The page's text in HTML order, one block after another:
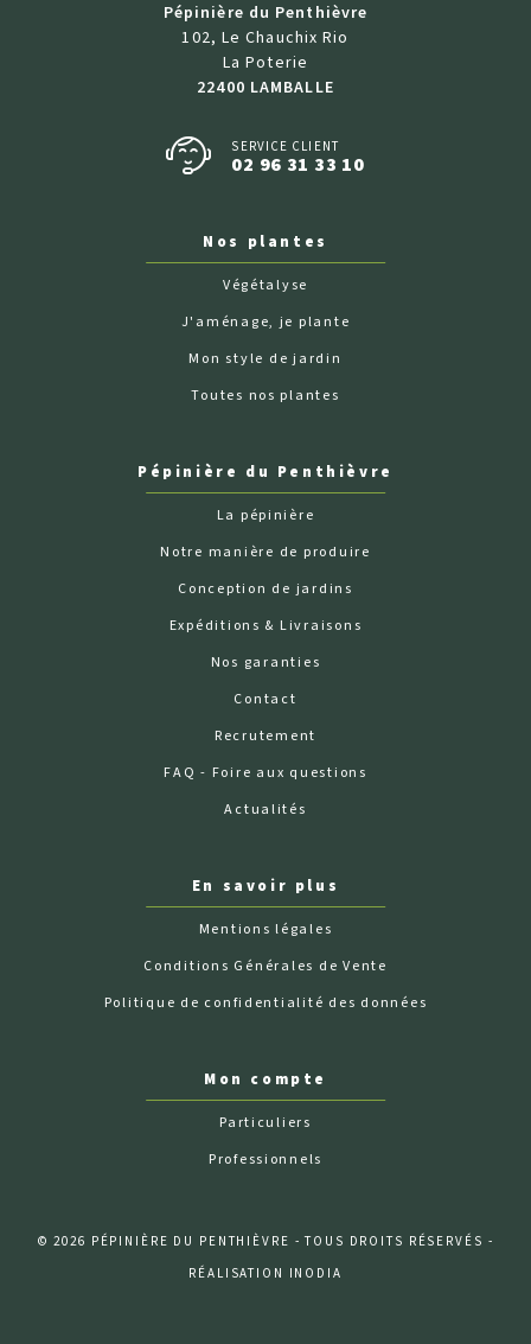
Pépinière du Penthièvre
102, Le Chauchix Rio
La Poterie
22400 LAMBALLE
SERVICE CLIENT
02 96 31 33 10
Nos plantes
Végétalyse
J'aménage, je plante
Mon style de jardin
Toutes nos plantes
Pépinière du Penthièvre
La pépinière
Notre manière de produire
Conception de jardins
Expéditions & Livraisons
Nos garanties
Contact
Recrutement
FAQ - Foire aux questions
Actualités
En savoir plus
Mentions légales
Conditions Générales de Vente
Politique de confidentialité des données
Mon compte
Particuliers
Professionnels
© 2026 PÉPINIÈRE DU PENTHIÈVRE - TOUS DROITS RÉSERVÉS -
RÉALISATION INODIA